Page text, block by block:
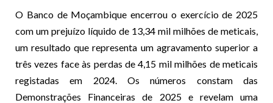
O Banco de Moçambique encerrou o exercício de 2025
com um prejuízo líquido de 13,34 mil milhões de meticais,
um resultado que representa um agravamento superior a
três vezes face às perdas de 4,15 mil milhões de meticais
registadas em 2024. Os números constam das
Demonstrações Financeiras de 2025 e revelam uma